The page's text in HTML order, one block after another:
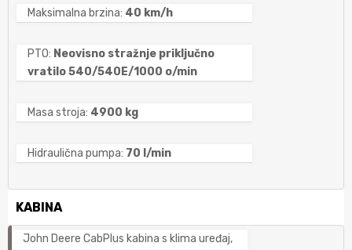
Maksimalna brzina: 40 km/h
PTO: Neovisno stražnje priključno
vratilo 540/540E/1000 o/min
Masa stroja: 4900 kg
Hidraulična pumpa: 70 l/min
KABINA
John Deere CabPlus kabina s klima uređaj,